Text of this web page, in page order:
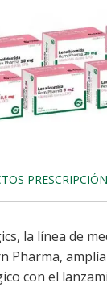
PRESCRIPCIÓN
la línea de
Pharma,
con el